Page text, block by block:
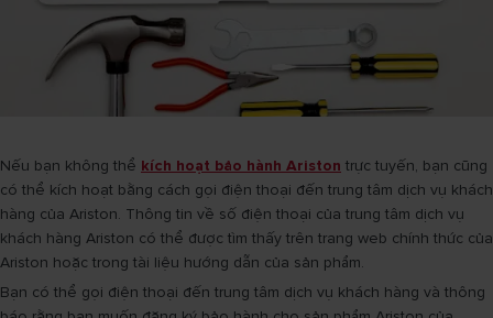
Nếu bạn không thể kích hoạt bảo hành Ariston trực tuyến, bạn cũng
có thể kích hoạt bằng cách gọi điện thoại đến trung tâm dịch vụ khách
hàng của Ariston. Thông tin về số điện thoại của trung tâm dịch vụ
khách hàng Ariston có thể được tìm thấy trên trang web chính thức của
Ariston hoặc trong tài liệu hướng dẫn của sản phẩm.
Bạn có thể gọi điện thoại đến trung tâm dịch vụ khách hàng và thông